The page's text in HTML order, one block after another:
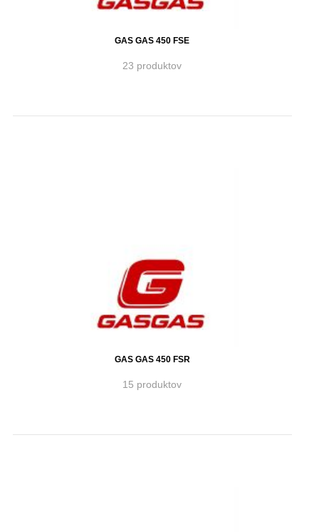
GAS GAS 450 FSE
23 produktov
GAS GAS 450 FSR
15 produktov